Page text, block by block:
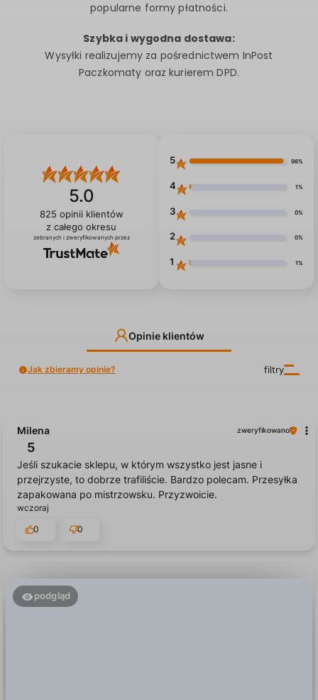
popularne formy płatności.
Szybka i wygodna dostawa:
Wysyłki realizujemy za pośrednictwem InPost
Paczkomaty oraz kurierem DPD.
5.0
825 opinii klientów
z całego okresu
zebranych i zweryfikowanych przez
5 98%
4 1%
3 0%
2 0%
1 1%
Opinie klientów
filtry
Jak zbieramy opinie?
Milena zweryfikowano
5
Jeśli szukacie sklepu, w którym wszystko jest jasne i
przejrzyste, to dobrze trafiliście. Bardzo polecam. Przesyłka
zapakowana po mistrzowsku. Przyzwoicie.
wczoraj
0
0
podgląd